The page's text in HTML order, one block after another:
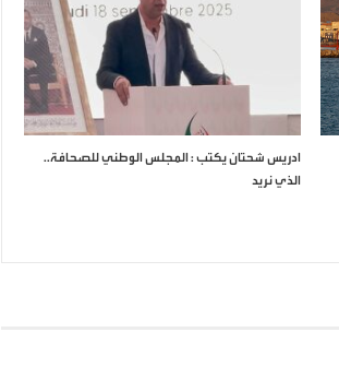
ادريس شحتان يكتب : المجلس الوطني للصحافة..
الذي نريد